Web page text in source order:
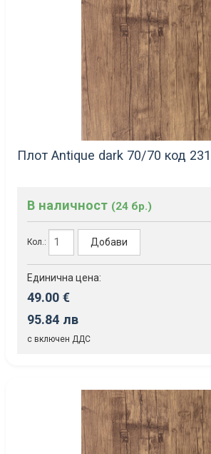
Плот Antique dark 70/70 код 231
В наличност (24 бр.)
Кол.: Добави
Единична цена:
49.00 €
95.84 лв
с включен ДДС